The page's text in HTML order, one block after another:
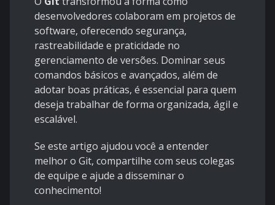
desenvolvedores colaboram em projetos de
software, oferecendo segurança,
rastreabilidade e praticidade no
gerenciamento de versões. Dominar seus
comandos básicos e avançados, além de
adotar boas práticas, é essencial para quem
deseja trabalhar de forma organizada, ágil e
escalável.
Se este artigo ajudou você a entender
melhor o Git, compartilhe com seus colegas
de equipe e ajude a disseminar o
conhecimento!